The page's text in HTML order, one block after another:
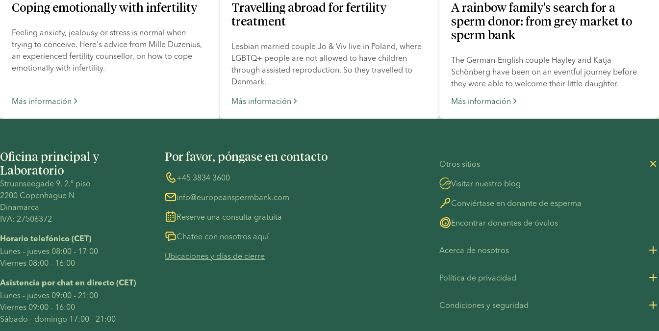
Coping emotionally with infertility
Feeling anxiety, jealousy or stress is normal when
trying to conceive. Here's advice from Mille Duzenius,
an experienced fertility counsellor, on how to cope
emotionally with infertility.
Más información
Travelling abroad for fertility
treatment
Lesbian married couple Jo & Viv live in Poland, where
LGBTQ+ people are not allowed to have children
through assisted reproduction. So they travelled to
Denmark.
Más información
A rainbow family's search for a
sperm donor: from grey market to
sperm bank
The German-English couple Hayley and Katja
Schönberg have been on an eventful journey before
they were able to welcome their little daughter.
Más información
Oficina principal y
Laboratorio
Struenseegade 9, 2.º piso
2200 Copenhague N
Dinamarca
IVA: 27506372
Horario telefónico (CET)
Lunes - jueves 08:00 - 17:00
Viernes 08:00 - 16:00
Asistencia por chat en directo (CET)
Lunes - jueves 09:00 - 21:00
Viernes 09:00 - 16:00
Sábado - domingo 17:00 - 21:00
Por favor, póngase en contacto
+45 3834 3600
info@europeanspermbank.com
Reserve una consulta gratuita
Chatee con nosotros aquí
Ubicaciones y días de cierre
Otros sitios
Visitar nuestro blog
Conviértase en donante de esperma
Encontrar donantes de óvulos
Acerca de nosotros
Recursos para la prensa
Política de privacidad
Condiciones y seguridad